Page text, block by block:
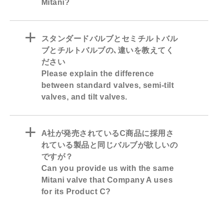
Mitani?
a
スタンダードバルブとセミチルトバル
ブとチルトバルブの､違いを教えてく
ださい
Please explain the difference
between standard valves, semi-tilt
valves, and tilt valves.
a
A社が発売されているC商品に採用さ
れている製品と同じバルブが欲しいの
ですが？
Can you provide us with the same
Mitani valve that Company A uses
for its Product C?